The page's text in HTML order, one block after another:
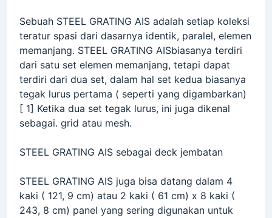
Sebuah STEEL GRATING AIS adalah setiap koleksi
teratur spasi dari dasarnya identik, paralel, elemen
memanjang. STEEL GRATING AISbiasanya terdiri
dari satu set elemen memanjang, tetapi dapat
terdiri dari dua set, dalam hal set kedua biasanya
tegak lurus pertama ( seperti yang digambarkan)
[ 1] Ketika dua set tegak lurus, ini juga dikenal
sebagai. grid atau mesh.
STEEL GRATING AIS sebagai deck jembatan
STEEL GRATING AIS juga bisa datang dalam 4
kaki ( 121, 9 cm) atau 2 kaki ( 61 cm) x 8 kaki (
243, 8 cm) panel yang sering digunakan untuk